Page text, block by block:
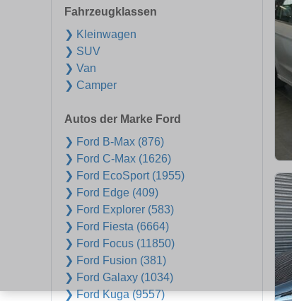
Fahrzeugklassen
❯ Kleinwagen
❯ SUV
❯ Van
❯ Camper
Autos der Marke Ford
❯ Ford B-Max (876)
❯ Ford C-Max (1626)
❯ Ford EcoSport (1955)
❯ Ford Edge (409)
❯ Ford Explorer (583)
❯ Ford Fiesta (6664)
❯ Ford Focus (11850)
❯ Ford Fusion (381)
❯ Ford Galaxy (1034)
❯ Ford Kuga (9557)